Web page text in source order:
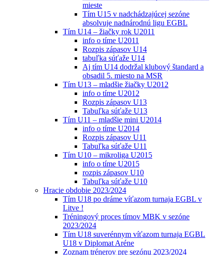
mieste
Tím U15 v nadchádzajúcej sezóne
absolvuje nadnárodnú ligu EGBL
Tím U14 – žiačky rok U2011
info o tíme U2011
Rozpis zápasov U14
tabuľka súťaže U14
Aj tím U14 dodržal klubový štandard a
obsadil 5. miesto na MSR
Tím U13 – mladšie žiačky U2012
info o tíme U2012
Rozpis zápasov U13
Tabuľka súťaže U13
Tím U11 – mladšie mini U2014
info o tíme U2014
Rozpis zápasov U11
Tabuľka súťaže U11
Tím U10 – mikroliga U2015
info o tíme U2015
rozpis zápasov U10
Tabuľka súťaže U10
Hracie obdobie 2023/2024
Tím U18 po dráme víťazom turnaja EGBL v
Litve !
Tréningový proces tímov MBK v sezóne
2023/2024
Tím U18 suverénnym víťazom turnaja EGBL
U18 v Diplomat Aréne
Zoznam trénerov pre sezónu 2023/2024